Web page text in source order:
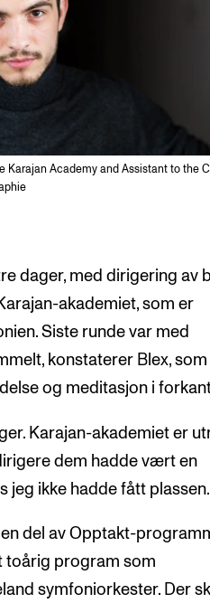
Karajan Academy and Assistant to the
dager, med dirigering av
akademiet, som er
Siste runde var med
konstaterer Blex, som
og meditasjon i
Karajan-akademiet er
dem hadde vært en
jeg ikke hadde fått plassen.
del av Opptakt-
toårig program som
symfoniorkester. Der